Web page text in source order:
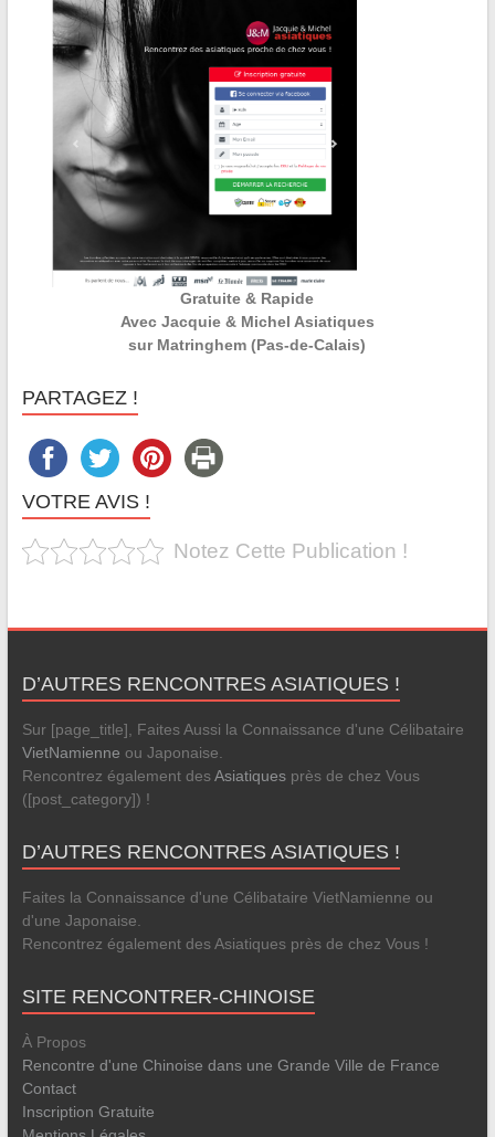
Gratuite & Rapide
Avec Jacquie & Michel Asiatiques
sur Matringhem (Pas-de-Calais)
PARTAGEZ !
VOTRE AVIS !
Notez Cette Publication !
D’AUTRES RENCONTRES ASIATIQUES !
Sur [page_title], Faites Aussi la Connaissance d'une Célibataire
VietNamienne ou Japonaise.
Rencontrez également desAsiatiquesprès de chez Vous
([post_category]) !
D’AUTRES RENCONTRES ASIATIQUES !
Faites la Connaissance d'une Célibataire VietNamienne ou
d'une Japonaise.
Rencontrez également des Asiatiques près de chez Vous !
SITE RENCONTRER-CHINOISE
À Propos
Rencontre d'une Chinoise dans une Grande Ville de France
Contact
Inscription Gratuite